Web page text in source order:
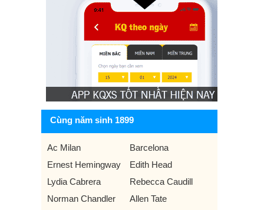
Cùng năm sinh 1899
Ac Milan
Barcelona
Ernest Hemingway
Edith Head
Lydia Cabrera
Rebecca Caudill
Norman Chandler
Allen Tate